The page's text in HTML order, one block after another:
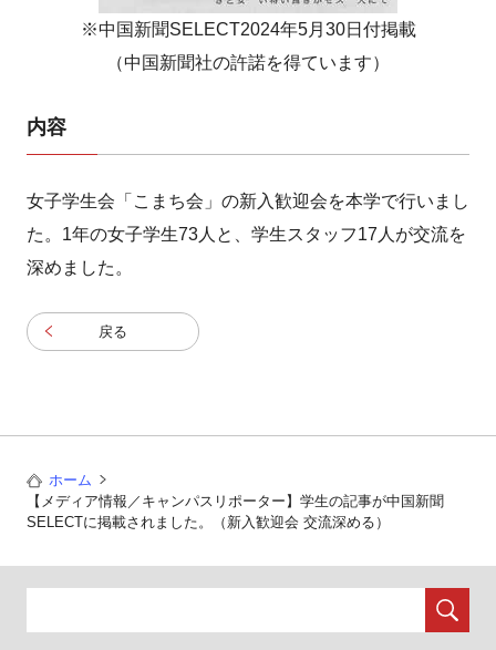
※中国新聞SELECT2024年5月30日付掲載
（中国新聞社の許諾を得ています）
内容
女子学生会「こまち会」の新入歓迎会を本学で行いまし
た。1年の女子学生73人と、学生スタッフ17人が交流を
深めました。
戻る
ホーム
【メディア情報／キャンパスリポーター】学生の記事が中国新聞
SELECTに掲載されました。（新入歓迎会 交流深める）